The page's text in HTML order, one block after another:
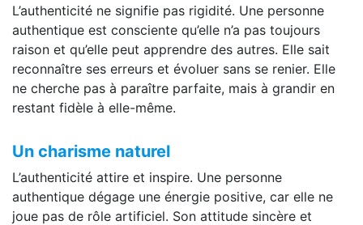
L’authenticité ne signifie pas rigidité. Une personne
authentique est consciente qu’elle n’a pas toujours
raison et qu’elle peut apprendre des autres. Elle sait
reconnaître ses erreurs et évoluer sans se renier. Elle
ne cherche pas à paraître parfaite, mais à grandir en
restant fidèle à elle-même.
Un charisme naturel
L’authenticité attire et inspire. Une personne
authentique dégage une énergie positive, car elle ne
joue pas de rôle artificiel. Son attitude sincère et